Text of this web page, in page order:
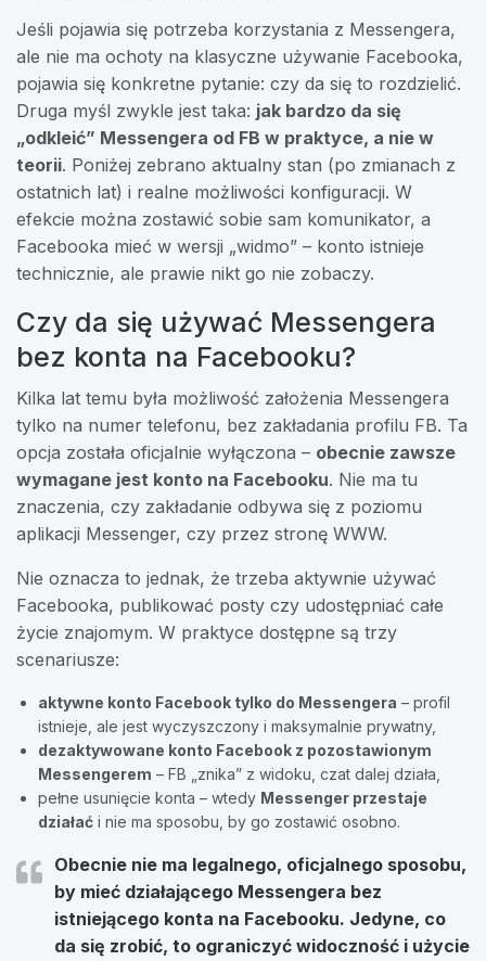
Jeśli pojawia się potrzeba korzystania z Messengera,
ale nie ma ochoty na klasyczne używanie Facebooka,
pojawia się konkretne pytanie: czy da się to rozdzielić.
Druga myśl zwykle jest taka: jak bardzo da się
„odkleić” Messengera od FB w praktyce, a nie w
teorii. Poniżej zebrano aktualny stan (po zmianach z
ostatnich lat) i realne możliwości konfiguracji. W
efekcie można zostawić sobie sam komunikator, a
Facebooka mieć w wersji „widmo” – konto istnieje
technicznie, ale prawie nikt go nie zobaczy.
Czy da się używać Messengera
bez konta na Facebooku?
Kilka lat temu była możliwość założenia Messengera
tylko na numer telefonu, bez zakładania profilu FB. Ta
opcja została oficjalnie wyłączona – obecnie zawsze
wymagane jest konto na Facebooku. Nie ma tu
znaczenia, czy zakładanie odbywa się z poziomu
aplikacji Messenger, czy przez stronę WWW.
Nie oznacza to jednak, że trzeba aktywnie używać
Facebooka, publikować posty czy udostępniać całe
życie znajomym. W praktyce dostępne są trzy
scenariusze:
aktywne konto Facebook tylko do Messengera – profil
istnieje, ale jest wyczyszczony i maksymalnie prywatny,
dezaktywowane konto Facebook z pozostawionym
Messengerem – FB „znika” z widoku, czat dalej działa,
pełne usunięcie konta – wtedy Messenger przestaje
działać i nie ma sposobu, by go zostawić osobno.
Obecnie nie ma legalnego, oficjalnego sposobu,
by mieć działającego Messengera bez
istniejącego konta na Facebooku. Jedyne, co
da się zrobić, to ograniczyć widoczność i użycie